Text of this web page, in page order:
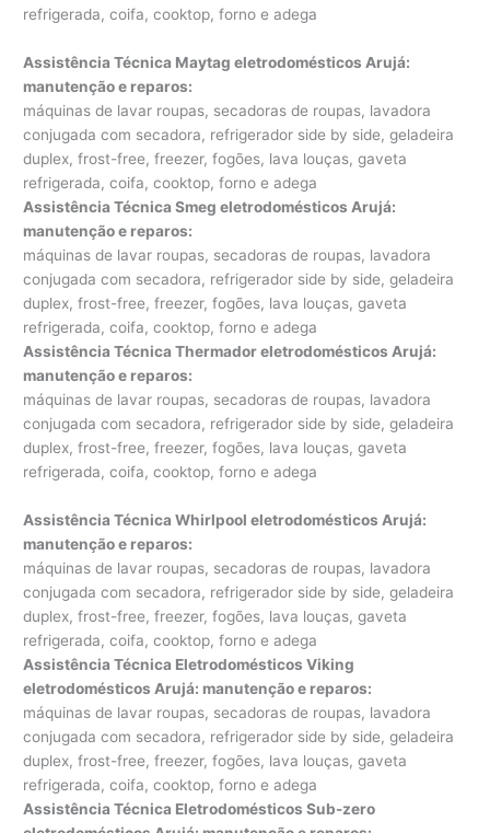
refrigerada, coifa, cooktop, forno e adega
Assistência Técnica Maytag eletrodomésticos Arujá:
manutenção e reparos:
máquinas de lavar roupas, secadoras de roupas, lavadora
conjugada com secadora, refrigerador side by side, geladeira
duplex, frost-free, freezer, fogões, lava louças, gaveta
refrigerada, coifa, cooktop, forno e adega
Assistência Técnica Smeg eletrodomésticos Arujá:
manutenção e reparos:
máquinas de lavar roupas, secadoras de roupas, lavadora
conjugada com secadora, refrigerador side by side, geladeira
duplex, frost-free, freezer, fogões, lava louças, gaveta
refrigerada, coifa, cooktop, forno e adega
Assistência Técnica Thermador eletrodomésticos Arujá:
manutenção e reparos:
máquinas de lavar roupas, secadoras de roupas, lavadora
conjugada com secadora, refrigerador side by side, geladeira
duplex, frost-free, freezer, fogões, lava louças, gaveta
refrigerada, coifa, cooktop, forno e adega
Assistência Técnica Whirlpool eletrodomésticos Arujá:
manutenção e reparos:
máquinas de lavar roupas, secadoras de roupas, lavadora
conjugada com secadora, refrigerador side by side, geladeira
duplex, frost-free, freezer, fogões, lava louças, gaveta
refrigerada, coifa, cooktop, forno e adega
Assistência Técnica Eletrodomésticos Viking
eletrodomésticos Arujá: manutenção e reparos:
máquinas de lavar roupas, secadoras de roupas, lavadora
conjugada com secadora, refrigerador side by side, geladeira
duplex, frost-free, freezer, fogões, lava louças, gaveta
refrigerada, coifa, cooktop, forno e adega
Assistência Técnica Eletrodomésticos Sub-zero